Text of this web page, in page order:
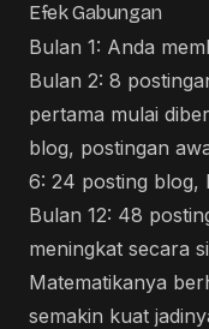
Efek Gabungan
Bulan 1: Anda
Bulan 2: 8
pertama mulai
blog, postingan
6: 24 posting blog,
Bulan 12: 48
meningkat secara
Matematikanya
semakin kuat